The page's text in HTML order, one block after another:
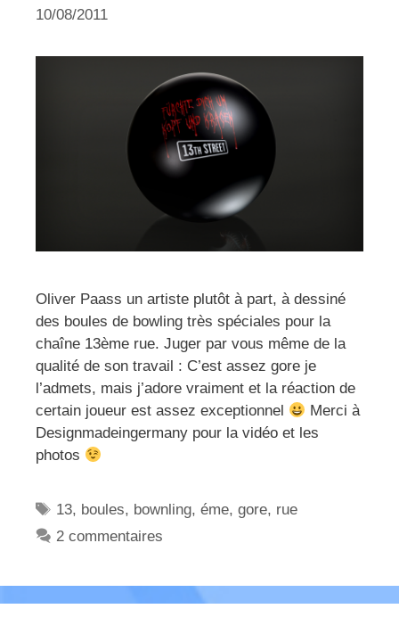
10/08/2011
Oliver Paass un artiste plutôt à part, à dessiné
des boules de bowling très spéciales pour la
chaîne 13ème rue. Juger par vous même de la
qualité de son travail : C’est assez gore je
l’admets, mais j’adore vraiment et la réaction de
certain joueur est assez exceptionnel
Merci à
Designmadeingermany pour la vidéo et les
photos
Étiquettes
13, boules, bownling,éme,gore, rue
2 commentaires